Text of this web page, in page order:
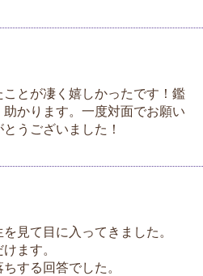
とが凄く嬉しかったです！鑑
かります。一度対面でお願い
うございました！
見て目に入ってきました。
ます。
する回答でした。